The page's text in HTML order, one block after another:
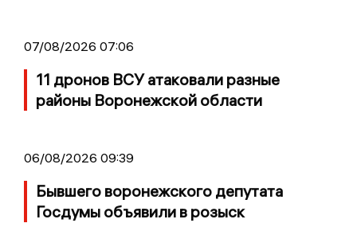
07/08/2026 07:06
11 дронов ВСУ атаковали разные
районы Воронежской области
06/08/2026 09:39
Бывшего воронежского депутата
Госдумы объявили в розыск